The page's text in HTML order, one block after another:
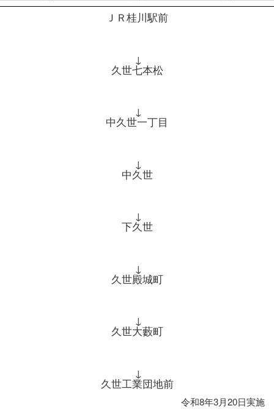
ＪＲ桂川駅前
↓
久世七本松
↓
中久世一丁目
↓
中久世
↓
下久世
↓
久世殿城町
↓
久世大藪町
↓
久世工業団地前
令和8年3月20日実施